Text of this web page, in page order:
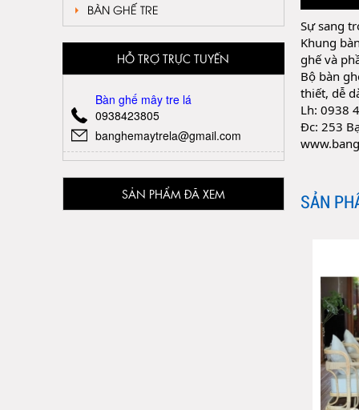
BÀN GHẾ TRE
HỖ TRỢ TRỰC TUYẾN
Bàn ghế mây tre lá
0938423805
banghemaytrela@gmail.com
SẢN PHẨM ĐÃ XEM
Sự sang
Khung
ghế và
Bộ bàn
thiết, dễ
Lh: 0938
Đc: 253
SẢN